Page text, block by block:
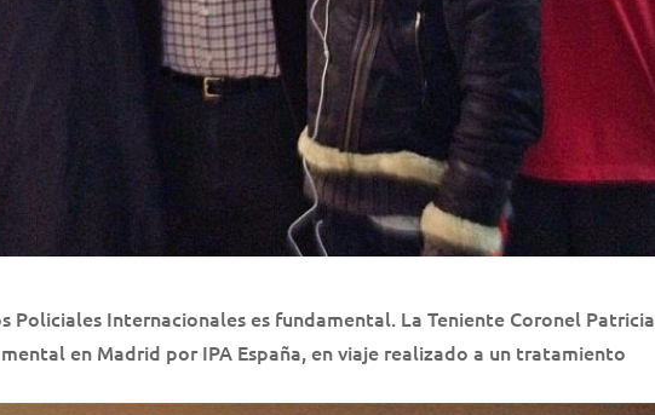
Policiales Internacionales es fundamental. La Teniente Coronel Patricia
en Madrid por IPA España, en viaje realizado a un tratamiento